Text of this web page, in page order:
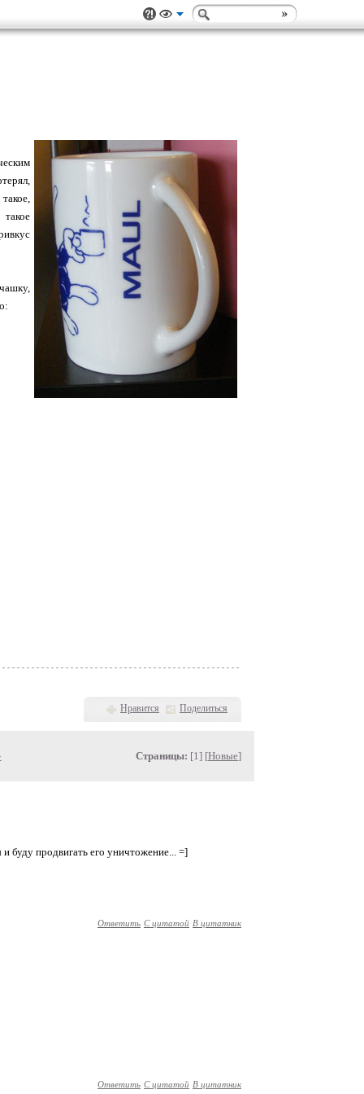
Нравится Поделиться
Страницы: [1] [Новые]
буду продвигать его уничтожение... =]
Ответить С цитатой В цитатник
Ответить С цитатой В цитатник